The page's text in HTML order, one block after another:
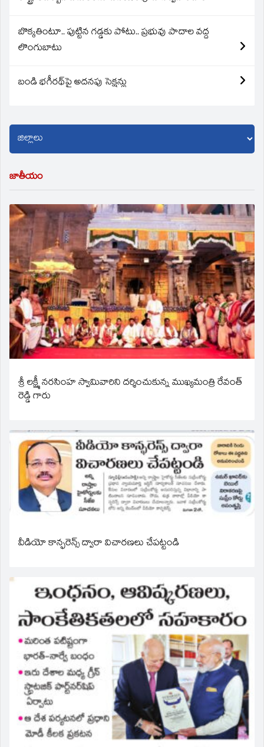
బొక్కతింటూ.. పుట్టిన గడ్డకు పోటు.. ప్రభువు పాదాల వద్ద
లొంగుబాటు
బండి భగీరథ్‌పై అదనపు సెక్షన్లు
జాతీయం
శ్రీ లక్ష్మీ నరసింహ స్వామివారిని దర్శించుకున్న ముఖ్యమంత్రి రేవంత్
రెడ్డి గారు
వీడియో కాన్ఫరెన్స్ ద్వారా విచారణలు చేపట్టండి